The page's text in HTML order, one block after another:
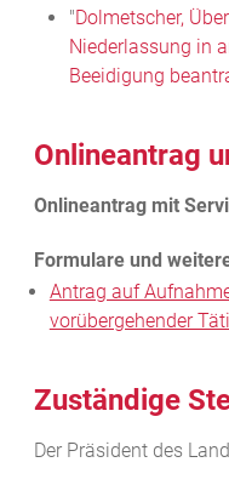
"Dolmetscher,
Niederlassung in
Beeidigung
Onlineantrag
Antrag auf
vorübergehender
Zuständige
Der Präsident des